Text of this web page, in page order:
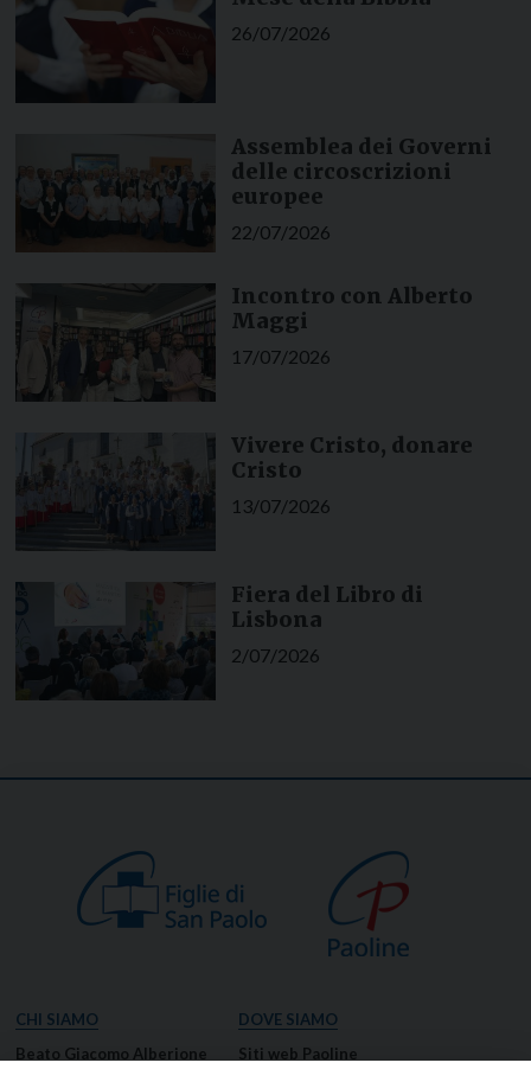
26/07/2026
Assemblea dei Governi
delle circoscrizioni
europee
22/07/2026
Incontro con Alberto
Maggi
17/07/2026
Vivere Cristo, donare
Cristo
13/07/2026
Fiera del Libro di
Lisbona
2/07/2026
CHI SIAMO
Beato Giacomo Alberione
DOVE SIAMO
Siti web Paoline